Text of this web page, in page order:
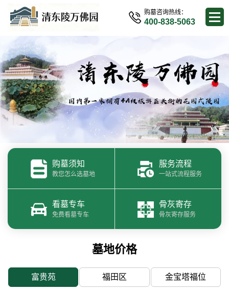
购墓咨询热线：
400-838-5063
购墓须知
教您怎么选墓地
服务流程
一站式流程服务
看墓专车
免费看墓专车
骨灰寄存
骨灰寄存服务
墓地价格
富贵苑 福田区 金宝塔福位